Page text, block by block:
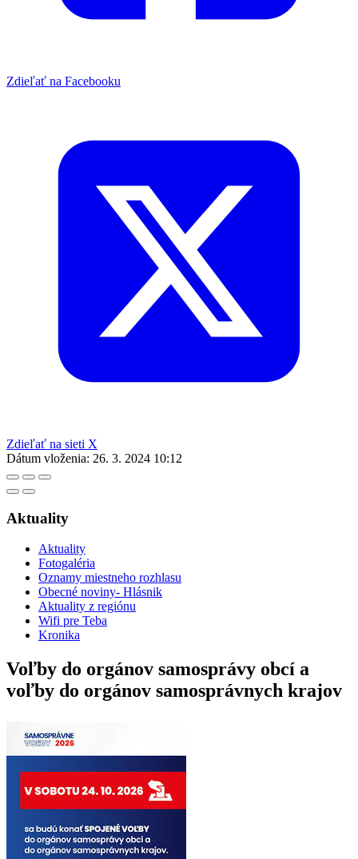
Zdieľať na Facebooku
Zdieľať na sieti X
Dátum vloženia: 26. 3. 2024 10:12
Aktuality
Aktuality
Fotogaléria
Oznamy miestneho rozhlasu
Obecné noviny- Hlásnik
Aktuality z regiónu
Wifi pre Teba
Kronika
Voľby do orgánov samosprávy obcí a
voľby do orgánov samosprávnych krajov